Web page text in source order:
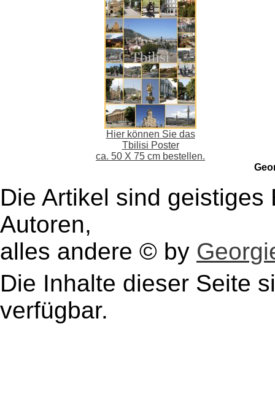
Hier können Sie das
Tbilisi Poster
ca. 50 X 75 cm bestellen.
Die Artikel sind
Autoren,
alles andere © by
Die Inhalte dieser Seite
verfügbar.